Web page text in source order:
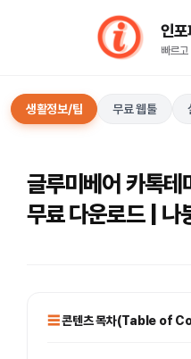
인
빠르
생활정보/팁 무료 웹툴
글루미베어 카톡
무료 다운로드 | 나
콘텐츠 목차(Table of